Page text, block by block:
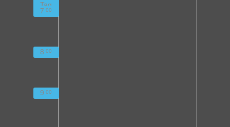
Tag
7 00
8 00
9 00